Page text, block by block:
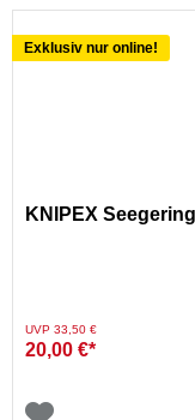
Exklusiv nur online!
KNIPEX
Preis reduziert von
UVP 33,50 €auf
20,00 €*